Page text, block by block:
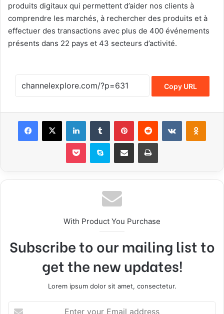
produits digitaux qui permettent d’aider nos clients à
comprendre les marchés, à rechercher des produits et à
effectuer des transactions avec plus de 400 événements
présents dans 22 pays et 43 secteurs d’activité.
Copy URL
With Product You Purchase
Subscribe to our mailing list to
get the new updates!
Lorem ipsum dolor sit amet, consectetur.